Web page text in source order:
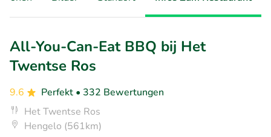
All-You-Can-Eat BBQ bij Het
Twentse Ros
9.6 Perfekt • 332 Bewertungen
Het Twentse Ros
Hengelo (561km)